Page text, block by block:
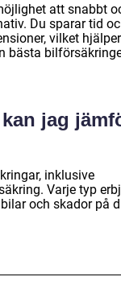
att snabbt
Du sparar tid
vilket
bästa
jag
inklusive
Varje typ
och skador på